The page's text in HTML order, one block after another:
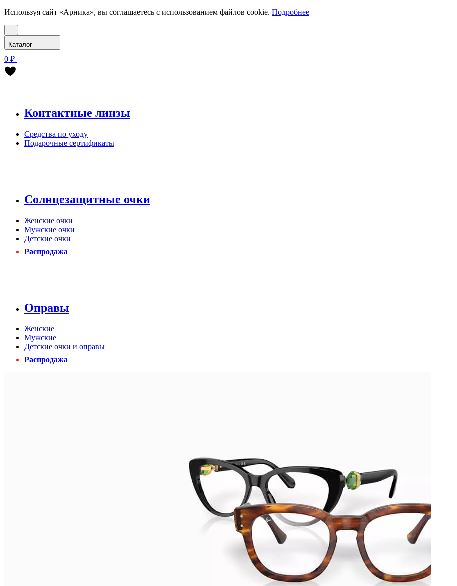
Используя сайт «Арника», вы соглашаетесь с использованием файлов cookie. Подробнее
Каталог
0 ₽
Контактные линзы
Средства по уходу
Подарочные сертификаты
Солнцезащитные очки
Женские очки
Мужские очки
Детские очки
Распродажа
Оправы
Женские
Мужские
Детские очки и оправы
Распродажа